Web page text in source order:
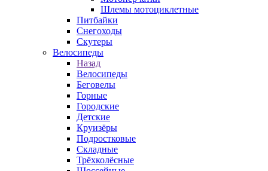
Шлемы мотоциклетные
Питбайки
Снегоходы
Скутеры
Велосипеды
Назад
Велосипеды
Беговелы
Горные
Городские
Детские
Круизёры
Подростковые
Складные
Трёхколёсные